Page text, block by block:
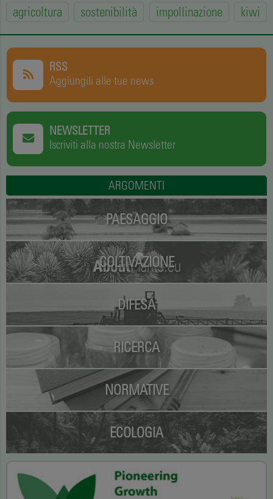
agricoltura sostenibilità impollinazione kiwi
RSS
Aggiungili alle tue news
NEWSLETTER
Iscriviti alla nostra Newsletter
ARGOMENTI
PAESAGGIO
COLTIVAZIONE
DIFESA
RICERCA
NORMATIVE
ECOLOGIA